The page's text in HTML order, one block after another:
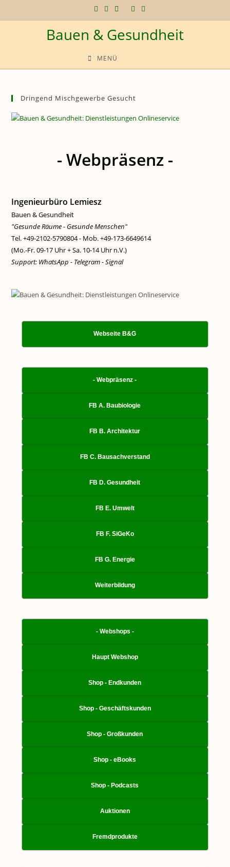
Inhalt
Bauen & Gesundheit
MENÜ
Dringend Mischgewerbe Gesucht
- Webpräsenz -
Ingenieurbüro Lemiesz
Bauen & Gesundheit
"Gesunde Räume - Gesunde Menschen"
Tel. +49-2102-5790804 - Mob. +49-173-6649614
(Mo.-Fr. 09-17 Uhr + Sa. 10-14 Uhr n.V.)
Support: WhatsApp - Telegram - Signal
Webseite B&G
- Webpräsenz -
FB A. Baubiologie
FB B. Architektur
FB C. Bausachverstand
FB D. Gesundheit
FB E. Umwelt
FB F. SiGeKo
FB G. Energie
Weiterbildung
- Webshops -
Haupt Webshop
Shop - Endkunden
Shop - Geschäftskunden
Shop - Großkunden
Shop - eBooks
Shop - Podcasts
Auktionen
Fremdprodukte